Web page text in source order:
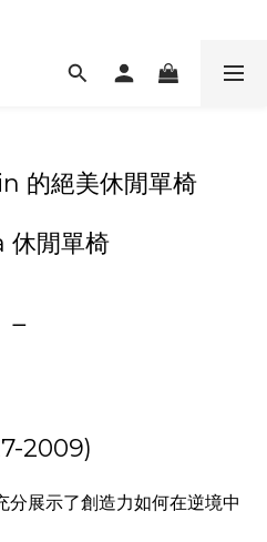
的絕美休閒單椅
休閒單椅
2009)
展示了創造力如何在逆境中